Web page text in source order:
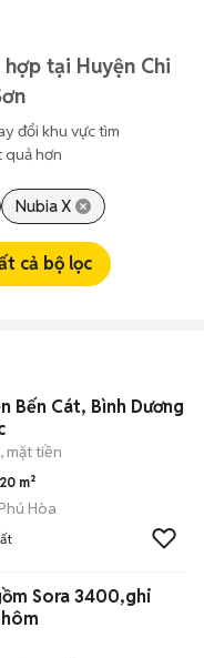
tại Huyện Chi
đổi khu vực tìm
quả hơn
Nubia X
cả bộ lọc
Bến Cát, Bình Dương
mặt tiền
20 m²
Hòa
Sora 3400,ghi